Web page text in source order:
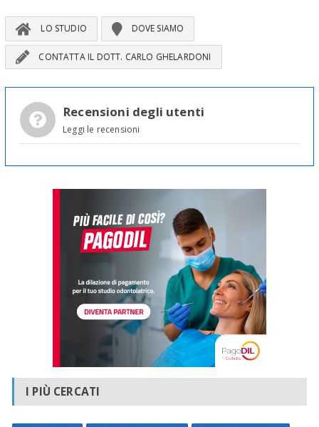
LO STUDIO DOVE SIAMO
CONTATTA IL DOTT. CARLO GHELARDONI
Recensioni degli utenti
Leggi le recensioni
I PIÙ CERCATI